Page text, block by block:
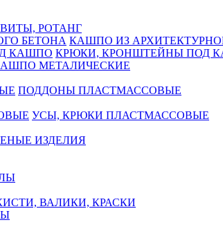
РОТАНГ
КАШПО ИЗ
КРЮКИ, КРОНШТЕЙНЫ ПОД
МЕТАЛИЧЕСКИЕ
ПОДДОНЫ ПЛАСТМАССОВЫЕ
УСЫ, КРЮКИ ПЛАСТМАССОВЫЕ
ИЗДЕЛИЯ
ВАЛИКИ, КРАСКИ